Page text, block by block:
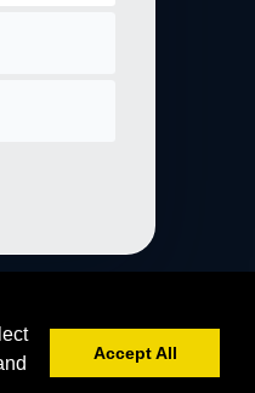
Accept All